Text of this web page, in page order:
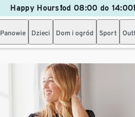
Happy Hours❗od 08:00 do
Panowie Dzieci Dom i ogród Sport